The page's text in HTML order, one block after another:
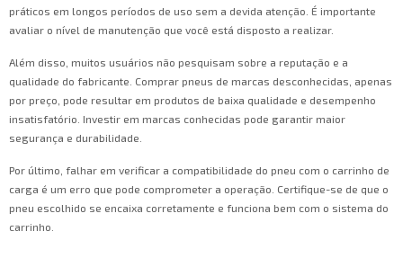
práticos em longos períodos de uso sem a devida atenção. É importante
avaliar o nível de manutenção que você está disposto a realizar.
Além disso, muitos usuários não pesquisam sobre a reputação e a
qualidade do fabricante. Comprar pneus de marcas desconhecidas, apenas
por preço, pode resultar em produtos de baixa qualidade e desempenho
insatisfatório. Investir em marcas conhecidas pode garantir maior
segurança e durabilidade.
Por último, falhar em verificar a compatibilidade do pneu com o carrinho de
carga é um erro que pode comprometer a operação. Certifique-se de que o
pneu escolhido se encaixa corretamente e funciona bem com o sistema do
carrinho.